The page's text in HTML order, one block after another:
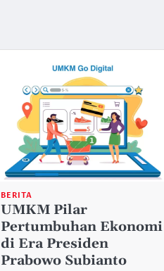
BERITA
UMKM Pilar
Pertumbuhan Ekonomi
di Era Presiden
Prabowo Subianto